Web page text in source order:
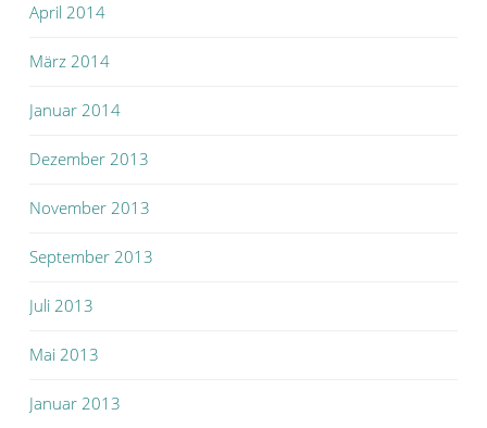
April 2014
März 2014
Januar 2014
Dezember 2013
November 2013
September 2013
Juli 2013
Mai 2013
Januar 2013